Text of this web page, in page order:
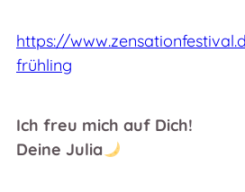
https://
frühling
Ich freu mich auf Dich!
Deine Julia